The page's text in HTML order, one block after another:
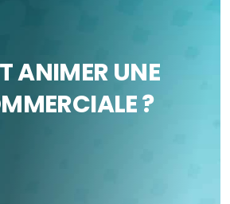
ANIMER UNE
?